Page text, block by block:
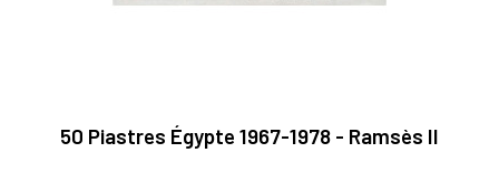
50 Piastres Égypte 1967-1978 - Ramsès II